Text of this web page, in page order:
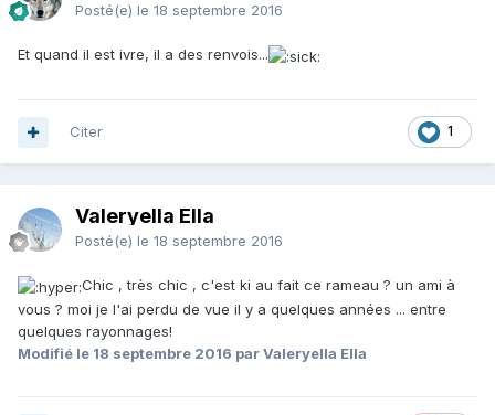
Posté(e) le 18 septembre 2016
Et quand il est ivre, il a des renvois...
1
Citer
Valeryella Ella
Posté(e) le 18 septembre 2016
Chic , très chic , c'est ki au fait ce rameau ? un ami à
vous ? moi je l'ai perdu de vue il y a quelques années ... entre
quelques rayonnages!
Modifié le 18 septembre 2016 par Valeryella Ella